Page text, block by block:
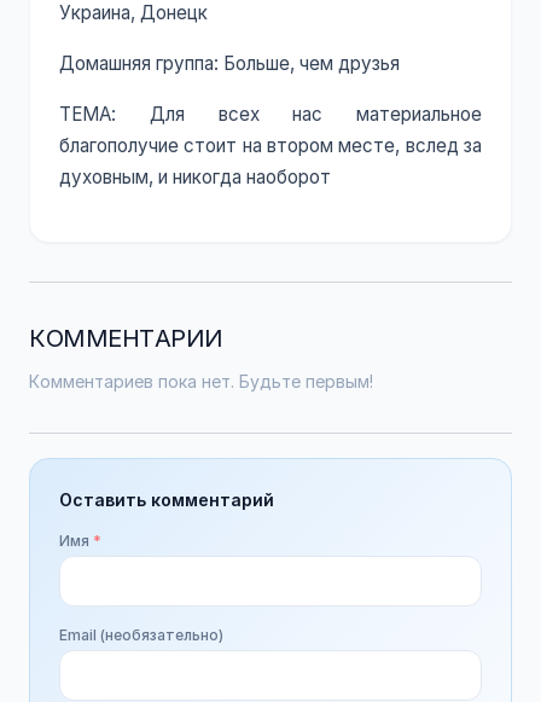
Украина, Донецк
Домашняя группа: Больше, чем друзья
ТЕМА: Для всех нас материальное
благополучие стоит на втором месте, вслед за
духовным, и никогда наоборот
КОММЕНТАРИИ
Комментариев пока нет. Будьте первым!
Оставить комментарий
Имя *
Email (необязательно)